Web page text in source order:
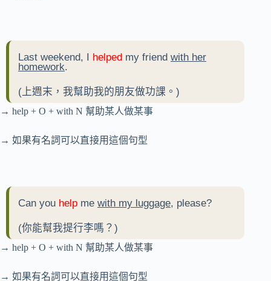
Last weekend, I helped my friend with her
homework.
(上週末，我幫助我的朋友做功課。)
→ help + O + with N 幫助某人做某事
→ 如果有名詞可以直接用這個句型
Can you help me with my luggage, please?
(你能幫我提行李嗎？)
→ help + O + with N 幫助某人做某事
→ 如果有名詞可以直接用這個句型